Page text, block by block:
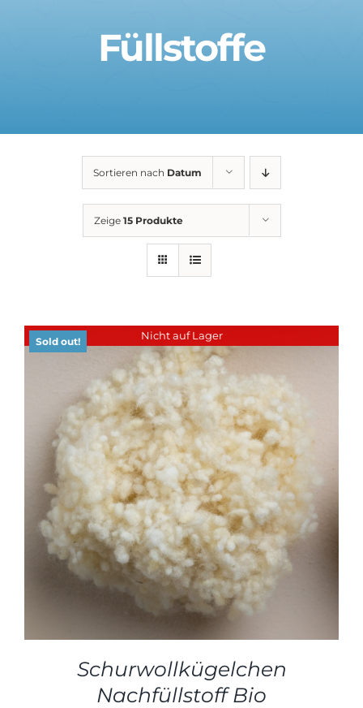
Füllstoffe
Sortieren nach Datum
Zeige 15 Produkte
Nicht auf Lager
Sold out!
Schurwollkügelchen
Nachfüllstoff Bio